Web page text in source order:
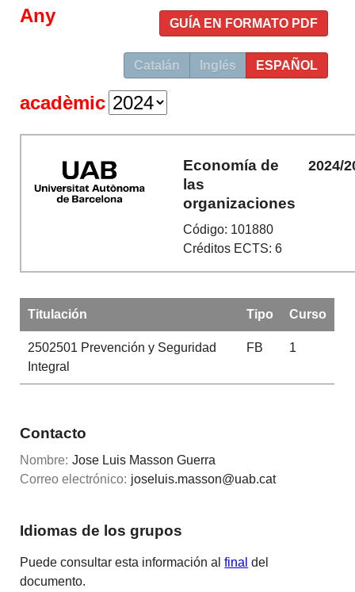
GUÍA EN FORMATO PDF
Catalán Inglés ESPAÑOL
Any
acadèmic
Economía de
las
organizaciones
Código: 101880
Créditos ECTS: 6
2024/
Titulación Tipo Curso
2502501 Prevención y Seguridad
Integral
FB 1
Contacto
Nombre: Jose Luis Masson Guerra
Correo electrónico: joseluis.masson@uab.cat
Idiomas de los grupos
Puede consultar esta información alfinal del
documento.